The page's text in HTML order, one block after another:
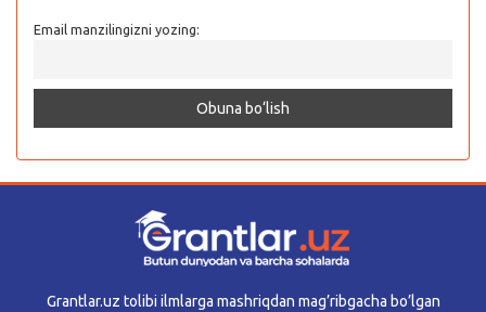
Email manzilingizni yozing:
Grantlar.uz tolibi ilmlarga mashriqdan mag’ribgacha bo’lgan